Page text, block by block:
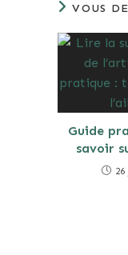
VOUS
Guide
savoir